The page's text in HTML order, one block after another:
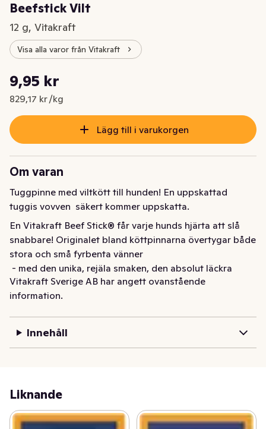
Beefstick Vilt
12 g, Vitakraft
Visa alla varor från Vitakraft
Nuvarande pris är: 9,95 kr
9,95 kr
829,17 kr /kg
Styckpris: 829,17 kr /kg
Lägg till i varukorgen
Om varan
Tuggpinne med viltkött till hunden! En uppskattad
tuggis vovven  säkert kommer uppskatta.
En Vitakraft Beef Stick® får varje hunds hjärta att slå
snabbare! Originalet bland köttpinnarna övertygar både
stora och små fyrbenta vänner
doften och en extra hög kötthalt.
Perfekt för att skämma bort, belöna eller som ett
eftersom den har en praktisk förpackning.
Vilt kött
Extra hög kötthalt på > 90 %
Med vitaminer
Vitakraft Sverige AB har angett ovanstående
information.
Innehåll
Liknande